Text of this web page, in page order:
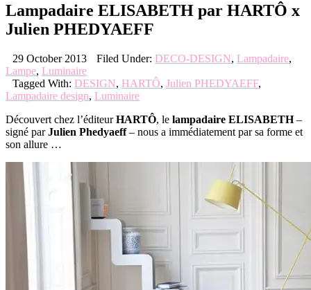
Lampadaire ELISABETH par HARTÔ x
Julien PHEDYAEFF
29 October 2013 Filed Under: DECO-DESIGN, Lampadaire,
Lampe, Luminaire
Tagged With: DESIGN, HARTÔ, Julien PHEDYAEFF,
Lampadaire design, Luminaire
Découvert chez l’éditeurHARTÔ, le lampadaire ELISABETH–
signé parJulien Phedyaeff– nous a immédiatement par sa forme et
son allure …